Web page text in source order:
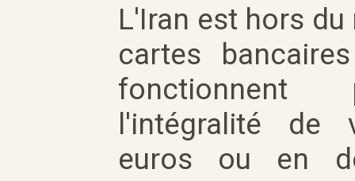
L'Iran est hors du
cartes
fonctionnent
l'intégralité de
euros ou en